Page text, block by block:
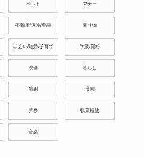
ペット マナー
不動産/保険/金融 乗り物
出会い/結婚/子育て 学業/資格
映画 暮らし
演劇 漫画
葬祭 観葉植物
音楽